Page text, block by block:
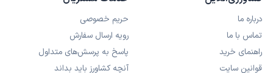
درباره ما
تماس با ما
راهنمای خرید
قوانین سایت
حریم خصوصی
رویه ارسال سفارش
پاسخ به پرسش‌های متداول
آنچه کشاورز باید بداند